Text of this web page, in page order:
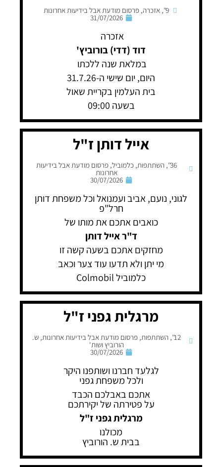
9"
, אזכרה, פרסום מודעת אבל בידיעות אחרונות
31/07/2026
אזכרה
דוד (דדי) בורוביץ'
במלאת שנה ללכתו
היום, יום שישי ה-31.7.26
בית העלמין בקריית שאול
בשעה 09:00
אייל דותן ז"ל
36"
,השתתפות,כלמוביל,פרסום מודעת אבל בידיעות
אחרונות
30/07/2026
לגוני, נועם, אביב ועמנואל וכל משפחת דותן
חרל"פ
כואבים אתכם את מותו של
ד"ר אייל דותן
מחזקים אתכם בשעה קשה זו
מי יתן ולא תדעו עוד צער וכאב
כלמוביל Colmobil
מרגלית גפני ז"ל
12"
,השתתפות,פרסום מודעת אבל בידיעות אחרונות,ש.
הורוביץ ושות'
30/07/2026
לגלעד חברנו ושותפנו היקר
ולכל משפחת גפני
אתכם באבלכם הכבד
על פטירתה של יקירתכם
מרגלית גפני ז"ל
מכולנו
בבית ש. הורוביץ